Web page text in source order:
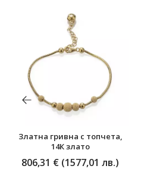
Златна гривна с топчета,
14К злато
806,31 € (1577,01 лв.)